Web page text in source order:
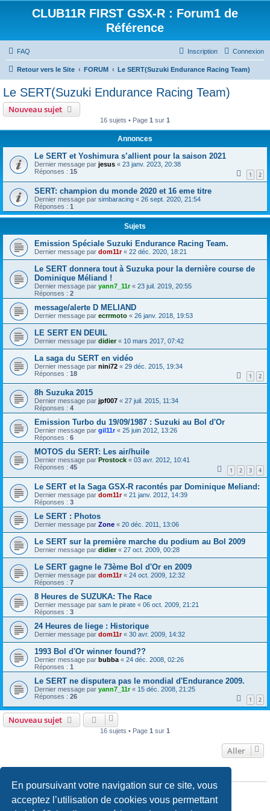
En poursuivant votre navigation sur ce site, vous
acceptez l’utilisation de cookies vous permettant
CLUB11R FIRST GSX-R : Forum1 de
Référence
FAQ Connexion
Inscription
Retour vers le Site FORUM Le SERT(Suzuki Endurance Racing Team)
Le SERT(Suzuki Endurance Racing Team)
Nouveau sujet
16 sujets • Page 1 sur 1
Annonces
Le SERT et Yoshimura s’allient pour la saison 2021
Dernier message par jesus « 23 janv. 2023, 20:38
Réponses : 15 1 2
SERT: champion du monde 2020 et 16 eme titre
Dernier message par simbaracing « 26 sept. 2020, 21:54
Réponses : 1
Sujets
Emission Spéciale Suzuki Endurance Racing Team.
Dernier message par dom11r« 22 déc. 2020, 18:21
Le SERT donnera tout à Suzuka pour la dernière course de
Dominique Méliand !
Dernier message par yann7_11r« 23 juil. 2019, 20:55
Réponses : 2
message/alerte D MELIAND
Dernier message par ecrrmoto « 26 janv. 2018, 19:53
LE SERT EN DEUIL
Dernier message par didier« 10 mars 2017, 07:42
La saga du SERT en vidéo
Dernier message par nini72 « 29 déc. 2015, 19:34
Réponses : 18 1 2
8h Suzuka 2015
Dernier message par jpf007 « 27 juil. 2015, 11:34
Réponses : 4
Emission Turbo du 19/09/1987 : Suzuki au Bol d'Or
Dernier message par gil11r« 25 juin 2012, 13:26
Réponses : 6
MOTOS du SERT: Les air/huile
Dernier message par Prostock « 03 avr. 2012, 10:41
Réponses : 45 1 2 3 4
Le SERT et la Saga GSX-R racontés par Dominique Meliand:
Dernier message par dom11r« 21 janv. 2012, 14:39
Réponses : 3
Le SERT : Photos
Dernier message par Zone « 20 déc. 2011, 13:06
Le SERT sur la première marche du podium au Bol 2009
Dernier message par didier« 27 oct. 2009, 00:28
Le SERT gagne le 73ème Bol d'Or en 2009
Dernier message par dom11r« 24 oct. 2009, 12:32
Réponses : 7
8 Heures de SUZUKA: The Race
Dernier message par sam le pirate « 06 oct. 2009, 21:21
Réponses : 3
24 Heures de liege : Historique
Dernier message par dom11r« 30 avr. 2009, 14:32
1993 Bol d'Or winner found??
Dernier message par bubba « 24 déc. 2008, 02:26
Réponses : 1
Le SERT ne disputera pas le mondial d'Endurance 2009.
Dernier message par yann7_11r« 15 déc. 2008, 21:25
Réponses : 26 1 2
Nouveau sujet
16 sujets • Page 1 sur 1
Aller
Vousne pouvez paspublier de nouveaux sujets dans ce forum
Vousne pouvez pasrépondre aux sujets dans ce forum
Vousne pouvez pasmodifier vos messages dans ce forum